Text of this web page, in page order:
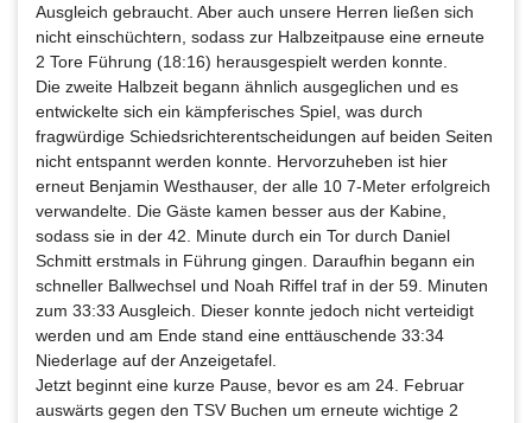
Ausgleich gebraucht. Aber auch unsere Herren ließen sich
nicht einschüchtern, sodass zur Halbzeitpause eine erneute
2 Tore Führung (18:16) herausgespielt werden konnte.
Die zweite Halbzeit begann ähnlich ausgeglichen und es
entwickelte sich ein kämpferisches Spiel, was durch
fragwürdige Schiedsrichterentscheidungen auf beiden Seiten
nicht entspannt werden konnte. Hervorzuheben ist hier
erneut Benjamin Westhauser, der alle 10 7-Meter erfolgreich
verwandelte. Die Gäste kamen besser aus der Kabine,
sodass sie in der 42. Minute durch ein Tor durch Daniel
Schmitt erstmals in Führung gingen. Daraufhin begann ein
schneller Ballwechsel und Noah Riffel traf in der 59. Minuten
zum 33:33 Ausgleich. Dieser konnte jedoch nicht verteidigt
werden und am Ende stand eine enttäuschende 33:34
Niederlage auf der Anzeigetafel.
Jetzt beginnt eine kurze Pause, bevor es am 24. Februar
auswärts gegen den TSV Buchen um erneute wichtige 2